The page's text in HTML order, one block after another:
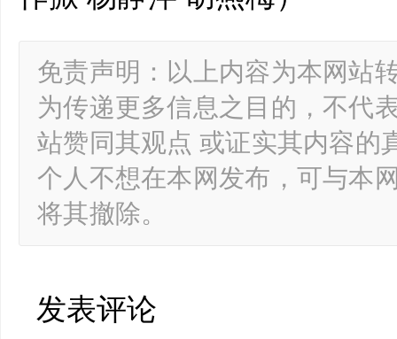
免责声明：以上内容为本网站
为传递更多信息之目的，不代
站赞同其观点 或证实其内容的
个人不想在本网发布，可与本
将其撤除。
发表评论